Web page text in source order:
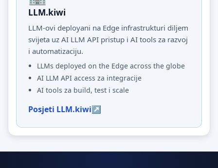
LLM.kiwi
LLM-ovi deployani na Edge infrastrukturi diljem
svijeta uz AI LLM API pristup i AI tools za razvoj
i automatizaciju.
LLMs deployed on the Edge across the globe
AI LLM API access za integracije
AI tools za build, test i scale
Posjeti LLM.kiwi